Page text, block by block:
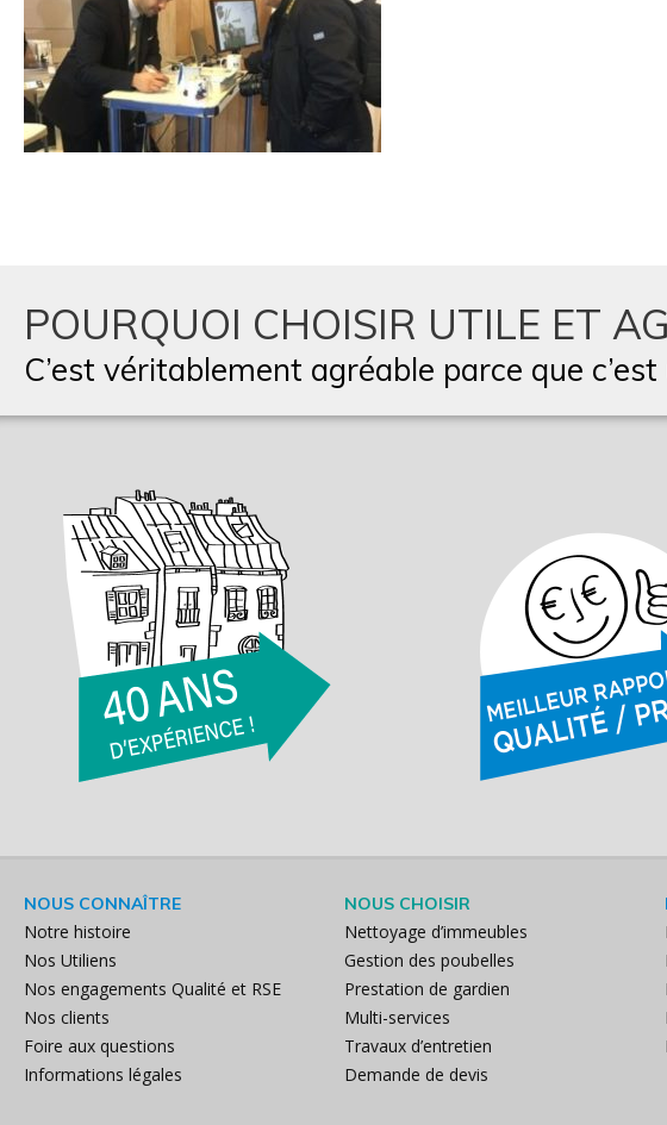
POURQUOI CHOISIR UTILE ET
C’est véritablement agréable parce que
NOUS CONNAÎTRE
Notre histoire
Nos Utiliens
Nos engagements Qualité et RSE
Nos clients
Foire aux questions
Informations légales
NOUS CHOISIR
Nettoyage d’immeubles
Gestion des poubelles
Prestation de gardien
Multi-services
Travaux d’entretien
Demande de devis